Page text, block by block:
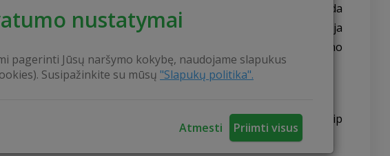
nustatymai
pagerinti Jūsų naršymo kokybę, naudojame slapukus
Susipažinkite su mūsų "Slapukų politika".
Atmesti Priimti visus
įvairių liaudies amatų tradicijas. Šiame krašte nuo seno visada
tradicinių amatų meistrų. Kažkada gyvoji kultūros tradicija
o kas dar vis gyvuoja, tai tik amatininkų dėka. Šio kaimo
patirtį, kuria nori pasidalinti su visais aplinkiniais.
patirtimi, tobulėti ir pinti vis sudėtingesnius darbelius, taip